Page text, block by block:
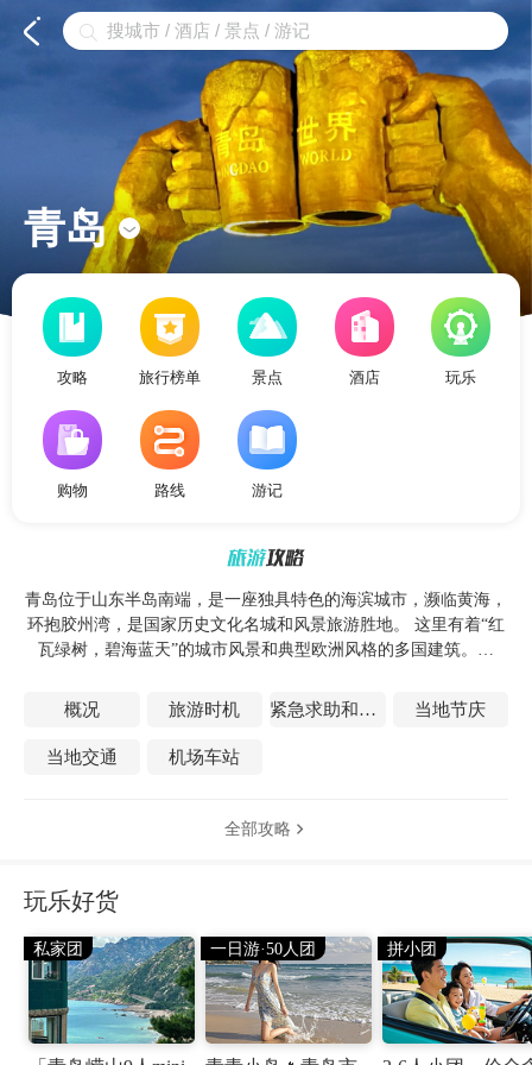
 
青岛 
攻略 旅行榜单 景点 酒店 玩乐
购物 路线 游记
青岛位于山东半岛南端，是一座独具特色的海滨城市，濒临黄海，
环抱胶州湾，是国家历史文化名城和风景旅游胜地。 这里有着“红
瓦绿树，碧海蓝天”的城市风景和典型欧洲风格的多国建筑。并
所。这一切都使青岛这座中西合璧，山、海、城和谐共存的城市，
成为中国最优美的海滨风景线。
概况 旅游时机 紧急求助和医疗 当地节庆
当地交通 机场车站
全部攻略 
玩乐好货
私家团 一日游·50人团 拼小团